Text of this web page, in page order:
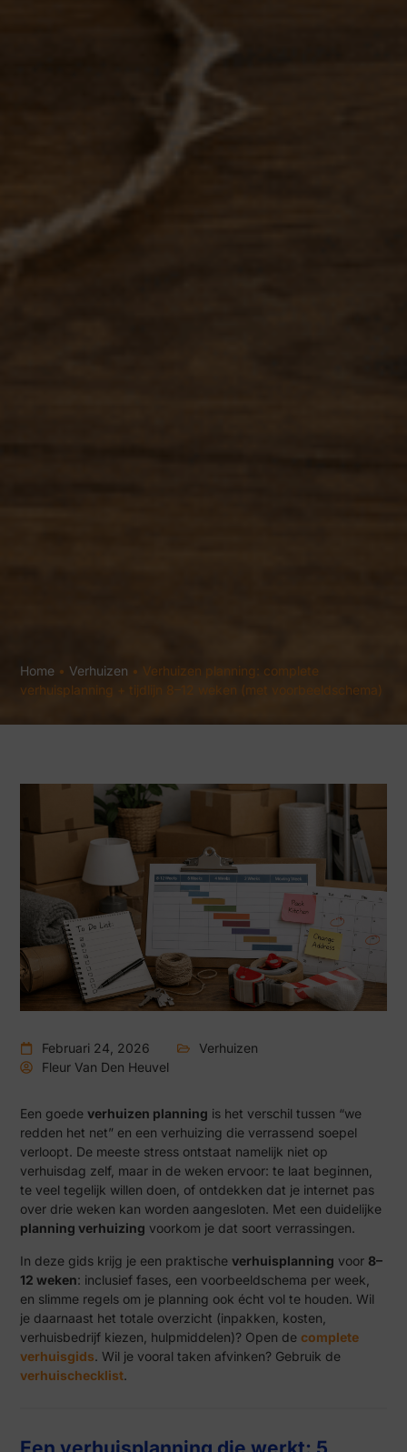
Home • Verhuizen • Verhuizen planning: complete
verhuisplanning + tijdlijn 8–12 weken (met voorbeeldschema)
Februari 24, 2026
Verhuizen
Fleur Van Den Heuvel
Een goedeverhuizen planning is het verschil tussen “we
redden het net” en een verhuizing die verrassend soepel
verloopt. De meeste stress ontstaat namelijk niet op
verhuisdag zelf, maar in de weken ervoor: te laat beginnen,
te veel tegelijk willen doen, of ontdekken dat je internet pas
over drie weken kan worden aangesloten. Met een duidelijke
planning verhuizing voorkom je dat soort verrassingen.
In deze gids krijg je een praktischeverhuisplanning voor 8–
12 weken: inclusief fases, een voorbeeldschema per week,
en slimme regels om je planning ook écht vol te houden. Wil
je daarnaast het totale overzicht (inpakken, kosten,
verhuisbedrijf kiezen, hulpmiddelen)? Open decomplete
verhuisgids. Wil je vooral taken afvinken? Gebruik de
verhuischecklist.